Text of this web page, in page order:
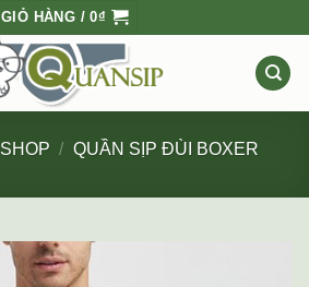
GIỎ HÀNG /0₫
SHOP / QUẦN SỊP ĐÙI BOXER